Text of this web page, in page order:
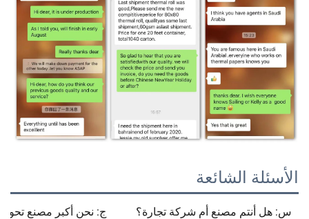
الأسئلة الشائعة
س: هل أنتم مصنع أم شركة تجارة؟
ج: نحن أكبر مصنع